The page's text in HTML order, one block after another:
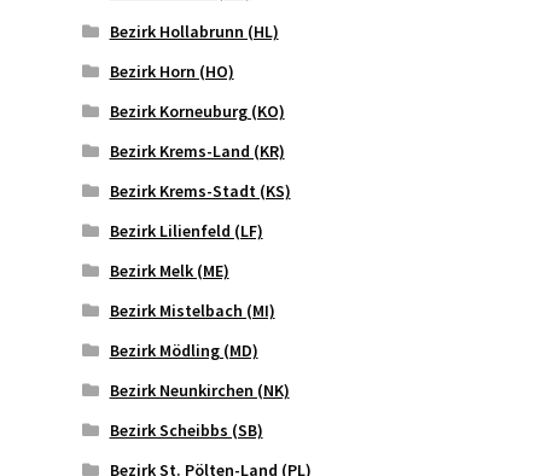
Bezirk Hollabrunn (HL)
Bezirk Horn (HO)
Bezirk Korneuburg (KO)
Bezirk Krems-Land (KR)
Bezirk Krems-Stadt (KS)
Bezirk Lilienfeld (LF)
Bezirk Melk (ME)
Bezirk Mistelbach (MI)
Bezirk Mödling (MD)
Bezirk Neunkirchen (NK)
Bezirk Scheibbs (SB)
Bezirk St. Pölten-Land (PL)